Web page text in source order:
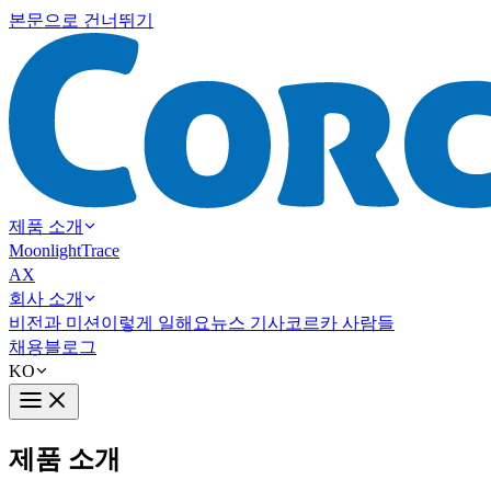
본문으로 건너뛰기
제품 소개
MoonlightTrace
AX
회사 소개
비전과 미션 이렇게 일해요뉴스 기사코르카 사람들
채용블로그
KO
제품 소개